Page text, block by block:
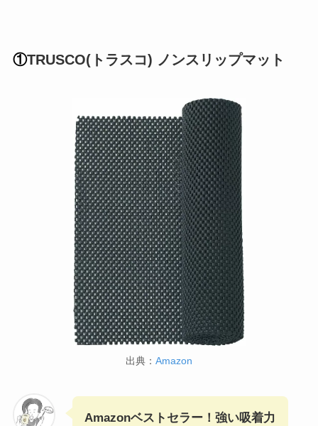
①TRUSCO(トラスコ) ノンスリップマット
出典： Amazon
Amazonベストセラー！強い吸着力